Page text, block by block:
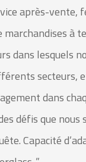
après-vente,
à
dans lesquels
secteurs,
dans
défis que nous
Capacité